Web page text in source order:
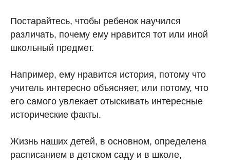
Постарайтесь, чтобы ребенок научился
различать, почему ему нравится тот или иной
школьный предмет.
Например, ему нравится история, потому что
учитель интересно объясняет, или потому, что
его самого увлекает отыскивать интересные
исторические факты.
Жизнь наших детей, в основном, определена
расписанием в детском саду и в школе,